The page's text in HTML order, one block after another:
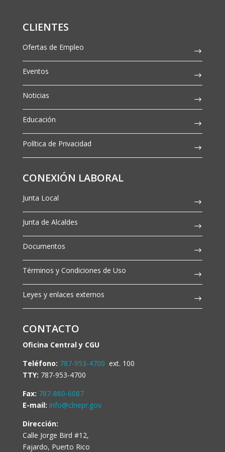
CLIENTES
Ofertas de Empleo
Eventos
Noticias
Educación
Política de Privacidad
CONEXIÓN LABORAL
Junta Local
Junta de Alcaldes
Documentos
Términos y Condiciones de Uso
Leyes y enlaces externos
CONTACTO
Oficina Central y CGU
Teléfono: 787-953-4700 ext. 100
TTY: 787-953-4700
Fax: 787-860-6087
E-mail: info@clnepr.gov
Dirección:
Calle Jorge Bird #12,
Fajardo, Puerto Rico